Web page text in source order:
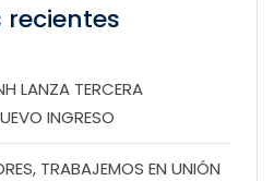
LANZA TERCERA
INGRESO
TRABAJEMOS EN UNIÓN